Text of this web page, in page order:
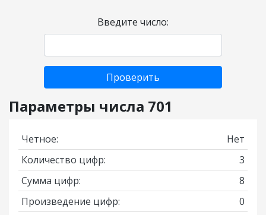
Введите число:
Проверить
Параметры числа 701
Четное:
Нет
Количество цифр:
3
Сумма цифр:
8
Произведение цифр:
0